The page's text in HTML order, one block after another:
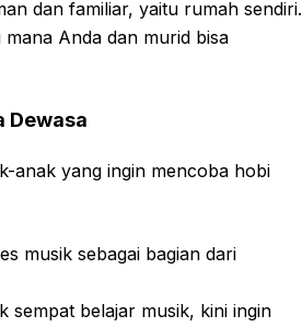
dan familiar, yaitu rumah sendiri.
mana Anda dan murid bisa
Dewasa
anak yang ingin mencoba hobi
musik sebagai bagian dari
sempat belajar musik, kini ingin